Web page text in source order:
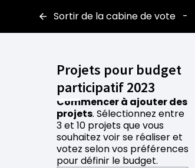
Sortir de la cabine de vote -
Projets pour budget
participatif 2023
Commencer à ajouter des
projets. Sélectionnez entre
3 et 10 projets que vous
souhaitez voir se réaliser et
votez selon vos préférences
pour définir le budget.